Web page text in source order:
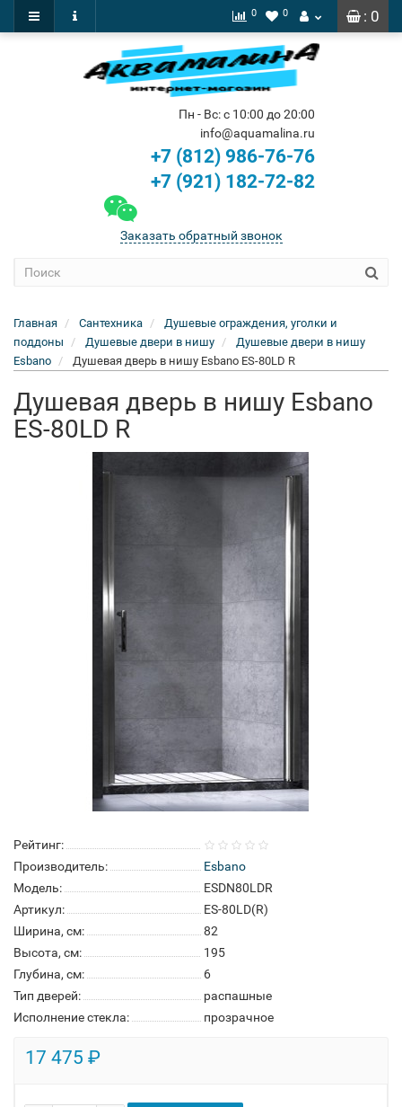
: 0
0 0
Пн - Вс: с 10:00 до 20:00
info@aquamalina.ru
+7 (812) 986-76-76
+7 (921) 182-72-82
Заказать обратный звонок
Главная Сантехника
Душевые ограждения, уголки и
поддоны
Душевые двери в нишу
Душевые двери в нишу
Esbano
Душевая дверь в нишу Esbano ES-80LD R
Душевая дверь в нишу Esbano
ES-80LD R
Рейтинг:
Производитель:
Esbano
Модель:
ESDN80LDR
Артикул:
ES-80LD(R)
Ширина, см:
82
Высота, см:
195
Глубина, см:
6
Тип дверей:
распашные
Исполнение стекла:
прозрачное
17 475 ₽